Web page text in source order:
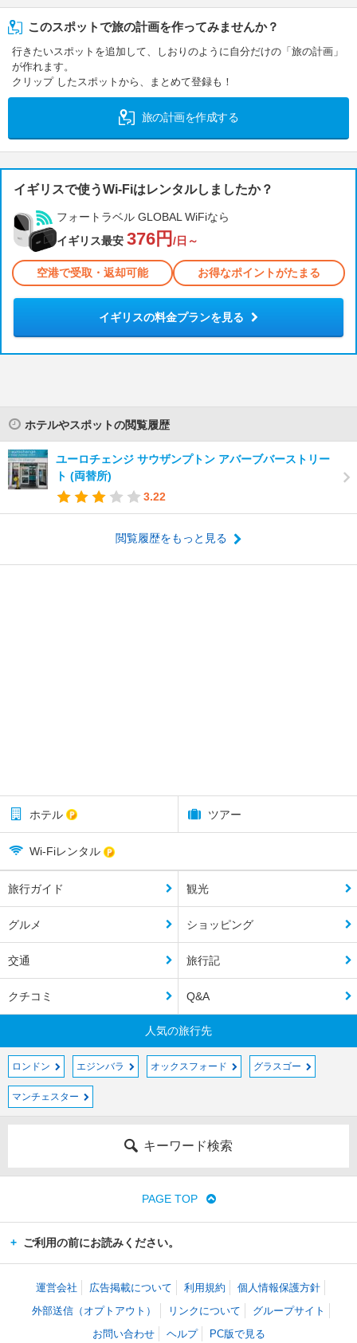
このスポットで旅の計画を作ってみませんか？
行きたいスポットを追加して、しおりのように自分だけの「旅の計画」
が作れます。
クリップ したスポットから、まとめて登録も！
旅の計画を作成する
イギリスで使うWi-Fiはレンタルしましたか？
フォートラベル GLOBAL WiFiなら
イギリス最安 376円 /日～
空港で受取・返却可能 お得なポイントがたまる
イギリスの料金プランを見る
ホテルやスポットの閲覧履歴
ユーロチェンジ サウザンプトン アバーブバーストリー
ト (両替所)
3.22
閲覧履歴をもっと見る
ホテル ツアー
Wi-Fiレンタル
旅行ガイド 観光
グルメ ショッピング
交通 旅行記
クチコミ Q&A
人気の旅行先
ロンドン エジンバラ オックスフォード グラスゴー
マンチェスター
キーワード検索
PAGE TOP
ご利用の前にお読みください。
運営会社 広告掲載について 利用規約
個人情報保護方針
外部送信（オプトアウト）
リンクについて
グループサイト
お問い合わせ
ヘルプ PC版で見る